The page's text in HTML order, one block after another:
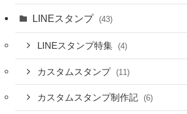
LINEスタンプ (43)
LINEスタンプ特集 (4)
カスタムスタンプ (11)
カスタムスタンプ制作記 (6)